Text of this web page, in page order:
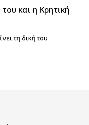
και η Κρητική
τη δική του